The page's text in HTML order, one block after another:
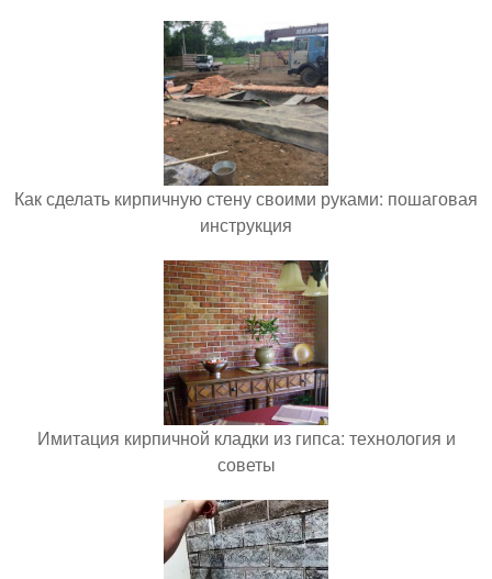
Как сделать кирпичную стену своими руками: пошаговая
инструкция
Имитация кирпичной кладки из гипса: технология и
советы